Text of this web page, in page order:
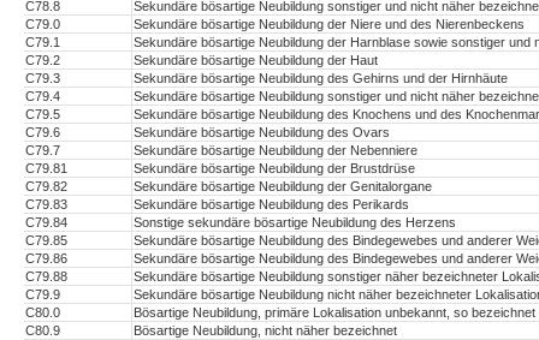
C78.8
Sekundäre bösartige Neubildung sonstiger und nicht näher
C79.0
Sekundäre bösartige Neubildung der Niere und des Nierenbeckens
C79.1
Sekundäre bösartige Neubildung der Harnblase sowie sonstiger und
C79.2
Sekundäre bösartige Neubildung der Haut
C79.3
Sekundäre bösartige Neubildung des Gehirns und der Hirnhäute
C79.4
Sekundäre bösartige Neubildung sonstiger und nicht näher
C79.5
Sekundäre bösartige Neubildung des Knochens und des
C79.6
Sekundäre bösartige Neubildung des Ovars
C79.7
Sekundäre bösartige Neubildung der Nebenniere
C79.81
Sekundäre bösartige Neubildung der Brustdrüse
C79.82
Sekundäre bösartige Neubildung der Genitalorgane
C79.83
Sekundäre bösartige Neubildung des Perikards
C79.84
Sonstige sekundäre bösartige Neubildung des Herzens
C79.85
Sekundäre bösartige Neubildung des Bindegewebes und anderer
C79.86
Sekundäre bösartige Neubildung des Bindegewebes und anderer
C79.88
Sekundäre bösartige Neubildung sonstiger näher bezeichneter
C79.9
Sekundäre bösartige Neubildung nicht näher bezeichneter
C80.0
Bösartige Neubildung, primäre Lokalisation unbekannt, so bezeichnet
C80.9
Bösartige Neubildung, nicht näher bezeichnet